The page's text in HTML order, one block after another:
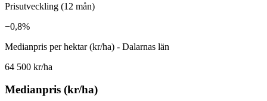
Prisutveckling (12 mån)
−0,8%
Medianpris per hektar (kr/ha) - Dalarnas län
64 500 kr/ha
Medianpris (kr/ha)